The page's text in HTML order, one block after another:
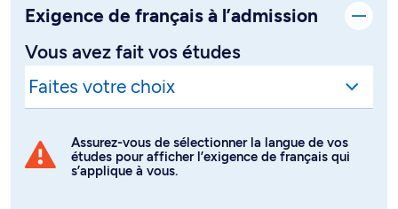
Exigence de français à l’admission
Vous avez fait vos études
Assurez-vous de sélectionner la langue de vos
études pour afficher l’exigence de français qui
s’applique à vous.